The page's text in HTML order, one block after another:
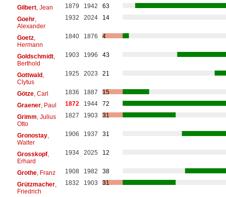
Gilbert, Jean 1879 1942
63
Goehr,
Alexander
1932 2024 14
Goetz,
Hermann
1840 1876 4
Goldschmidt,
Berthold
1903 1996 43
Gottwald,
Clytus
1925 2023 21
Götze, Carl 1836 1887
15
Graener, Paul 1872 1944
72
Grimm , Julius
Otto
1827 1903 31
Gronostay,
Walter
1906 1937 31
Grosskopf,
Erhard
1934 2025 12
Grothe, Franz 1908 1982
38
Grützmacher,
Friedrich
1832 1903 31